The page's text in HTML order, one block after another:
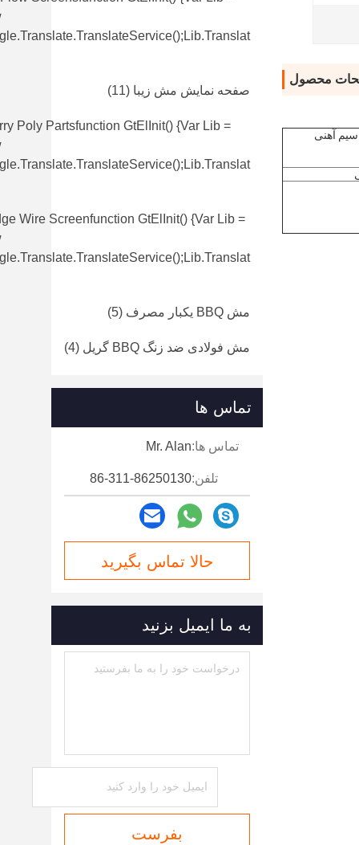
محصول
سیم آهنی
صفحه نمایش مش زیبا (11)
Poly Partsfunction GtElInit() {var Lib =
Wire Screenfunction GtElInit() {var Lib =
مش BBQ یکبار مصرف (5)
مش فولادی ضد زنگ BBQ گریل (4)
تماس ها
تماس ها:Mr. Alan
تلفن:86-311-86250130
حالا تماس بگیرید
به ما ایمیل بزنید
بفرست